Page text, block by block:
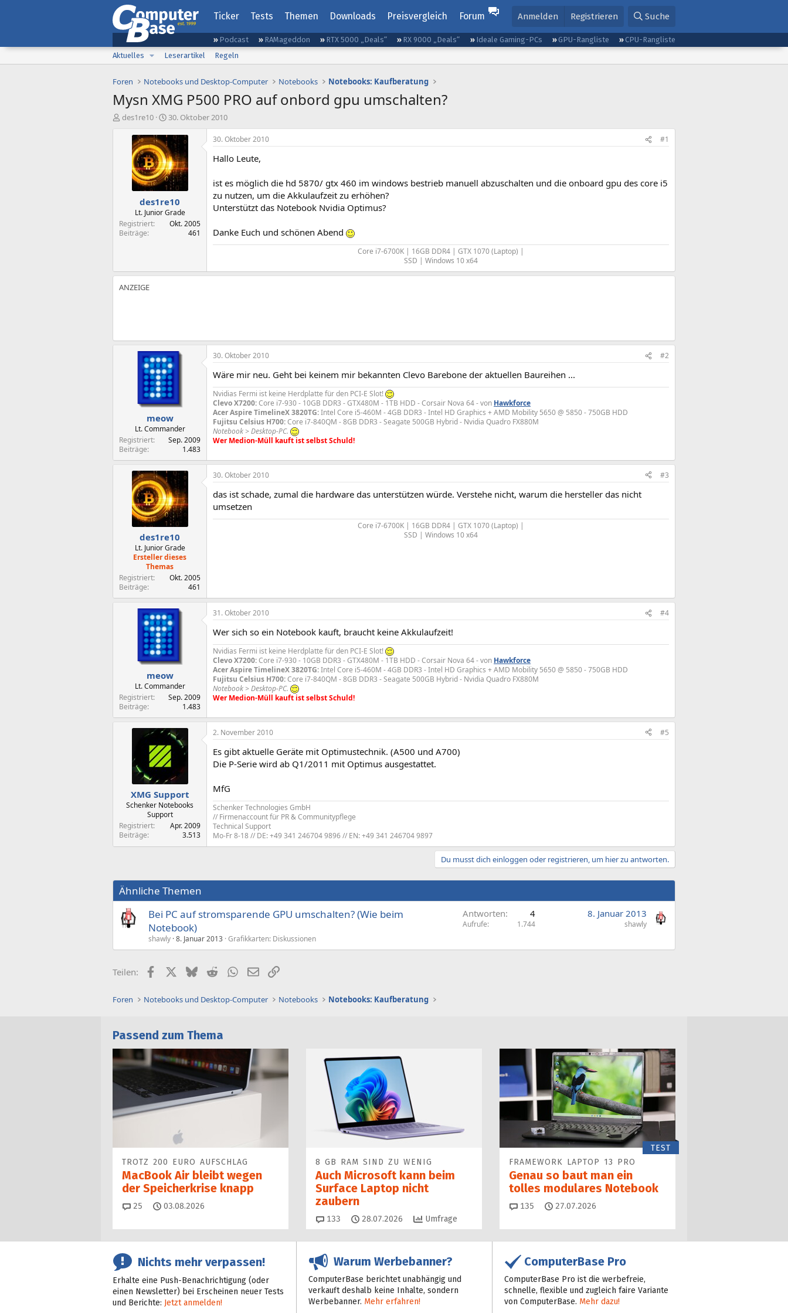
Ticker Tests Themen Downloads Preisvergleich Forum Anmelden Registrieren Suche
Podcast RAMageddon RTX 5000 „Deals“ RX 9000 „Deals“ Ideale Gaming-PCs GPU-Rangliste
CPU-Rangliste
Aktuelles
Leserartikel Regeln
Foren Notebooks und Desktop-Computer Notebooks Notebooks: Kaufberatung
Mysn XMG P500 PRO auf onbord gpu umschalten?
E
des1re10
E
s
t
e
l
l
t
a
m
30. Oktober 2010
des1re10
Lt. Junior Grade
Registriert
Okt. 2005
Beiträge
461
30. Oktober 2010 #1
Hallo Leute,
ist es möglich die hd 5870/ gtx 460 im windows bestrieb manuell abzuschalten und die onboard gpu des core i5
zu nutzen, um die Akkulaufzeit zu erhöhen?
Unterstützt das Notebook Nvidia Optimus?
Danke Euch und schönen Abend
Core i7-6700K | 16GB DDR4 | GTX 1070 (Laptop) |
SSD | Windows 10 x64​
meow
Lt. Commander
Registriert
Sep. 2009
Beiträge
1.483
30. Oktober 2010 #2
Wäre mir neu. Geht bei keinem mir bekannten Clevo Barebone der aktuellen Baureihen ...
Nvidias Fermi ist keine Herdplatte für den PCI-E Slot!
Clevo X7200:Core i7-930 - 10GB DDR3 - GTX480M - 1TB HDD - Corsair Nova 64 - von Hawkforce
Acer Aspire TimelineX 3820TG:Intel Core i5-460M - 4GB DDR3 - Intel HD Graphics + AMD Mobility 5650 @ 5850 - 750GB HDD
Fujitsu Celsius H700:Core i7-840QM - 8GB DDR3 - Seagate 500GB Hybrid - Nvidia Quadro FX880M
Notebook > Desktop-PC.
Wer Medion-Müll kauft ist selbst Schuld!
des1re10
Lt. Junior Grade
Ersteller dieses
Themas
Registriert
Okt. 2005
Beiträge
461
30. Oktober 2010 #3
das ist schade, zumal die hardware das unterstützen würde. Verstehe nicht, warum die hersteller das nicht
umsetzen
Core i7-6700K | 16GB DDR4 | GTX 1070 (Laptop) |
SSD | Windows 10 x64​
meow
Lt. Commander
Registriert
Sep. 2009
Beiträge
1.483
31. Oktober 2010 #4
Wer sich so ein Notebook kauft, braucht keine Akkulaufzeit!
Nvidias Fermi ist keine Herdplatte für den PCI-E Slot!
Clevo X7200:Core i7-930 - 10GB DDR3 - GTX480M - 1TB HDD - Corsair Nova 64 - von Hawkforce
Acer Aspire TimelineX 3820TG:Intel Core i5-460M - 4GB DDR3 - Intel HD Graphics + AMD Mobility 5650 @ 5850 - 750GB HDD
Fujitsu Celsius H700:Core i7-840QM - 8GB DDR3 - Seagate 500GB Hybrid - Nvidia Quadro FX880M
Notebook > Desktop-PC.
Wer Medion-Müll kauft ist selbst Schuld!
XMG Support
Schenker Notebooks
Support
Registriert
Apr. 2009
Beiträge
3.513
2. November 2010 #5
Es gibt aktuelle Geräte mit Optimustechnik. (A500 und A700)
Die P-Serie wird ab Q1/2011 mit Optimus ausgestattet.
MfG
Schenker Technologies GmbH
// Firmenaccount für PR & Communitypflege
Technical Support
Mo-Fr 8-18 // DE: +49 341 246704 9896 // EN: +49 341 246704 9897
Du musst dich einloggen oder registrieren, um hier zu antworten.
Ähnliche Themen
Bei PC auf stromsparende GPU umschalten? (Wie beim
Notebook)
shawly 8. Januar 2013 Grafikkarten: Diskussionen
Antworten 4
Aufrufe 1.744
8. Januar 2013
shawly
Teilen: FacebookX (Twitter)
BlueskyRedditWhatsApp
E-MailLink
Foren Notebooks und Desktop-Computer Notebooks Notebooks: Kaufberatung
Passend zum Thema
TROTZ 200 EURO AUFSCHLAG
MacBook Air bleibt wegen
der Speicherkrise knapp
25 Kommentare
03.08.2026
8 GB RAM SIND ZU WENIG
Auch Microsoft kann beim
Surface Laptop nicht
zaubern
133 Kommentare
28.07.2026 Umfrage
TEST
FRAMEWORK LAPTOP 13 PRO
Genau so baut man ein
tolles modulares Notebook
135 Kommentare
27.07.2026
Nichts mehr verpassen!
Erhalte eine Push-Benachrichtigung (oder
einen Newsletter) bei Erscheinen neuer Tests
und Berichte: Jetzt anmelden!
Warum Werbebanner?
ComputerBase berichtet unabhängig und
verkauft deshalb keine Inhalte, sondern
Werbebanner. Mehr erfahren!
ComputerBase Pro
ComputerBase Pro ist die werbefreie,
schnelle, flexible und zugleich faire Variante
von ComputerBase. Mehr dazu!